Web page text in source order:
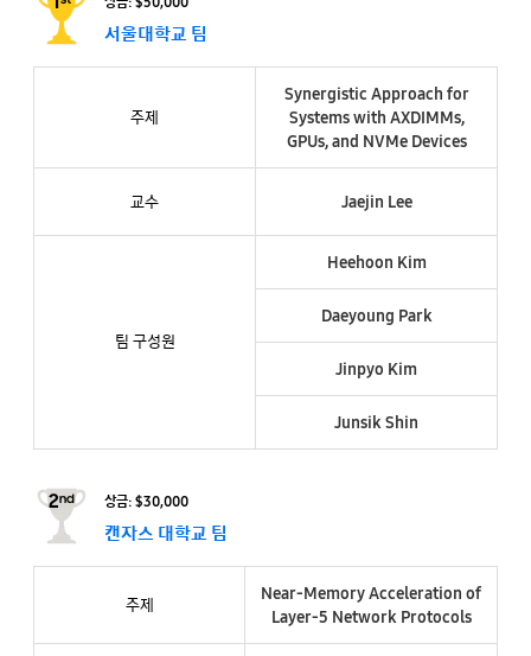
서울대학교 팀
주제
Synergistic Approach for
Systems with AXDIMMs,
GPUs, and NVMe Devices
교수 Jaejin Lee
팀 구성원
Heehoon Kim
Daeyoung Park
Jinpyo Kim
Junsik Shin​
상금: $30,000
캔자스 대학교 팀
주제
Near-Memory Acceleration of
Layer-5 Network Protocols